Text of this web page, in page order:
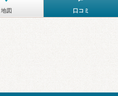
地図 口コミ